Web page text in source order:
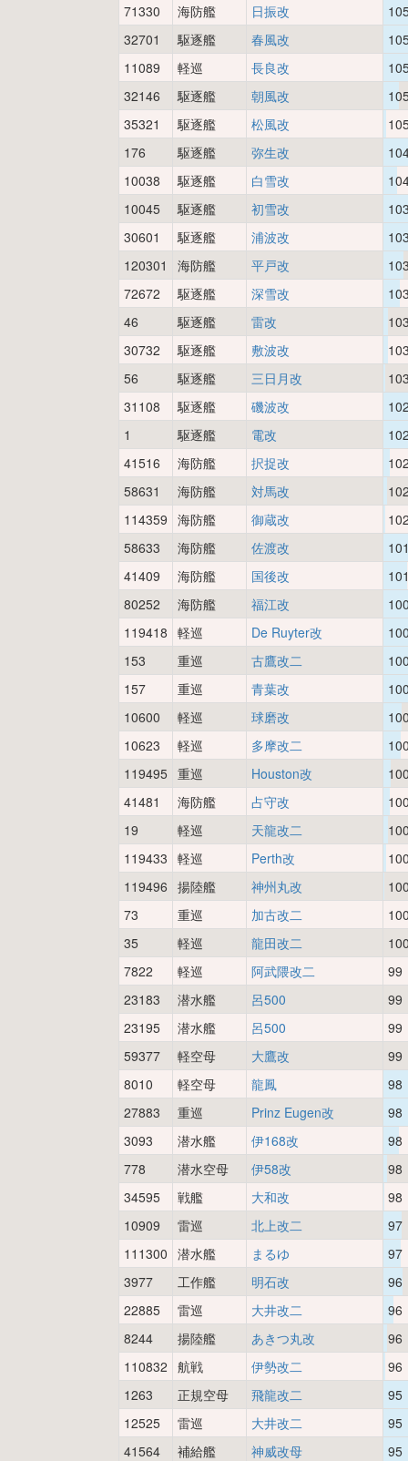
71330 海防艦 日振改
32701
駆逐艦 春風改
11089
軽巡 長良改
32146
駆逐艦 朝風改
35321
駆逐艦 松風改
176
駆逐艦 弥生改
10038
駆逐艦 白雪改
10045
駆逐艦 初雪改
30601
駆逐艦 浦波改
120301
海防艦 平戸改
72672
駆逐艦 深雪改
46
駆逐艦 雷改
30732
駆逐艦 敷波改
56
駆逐艦 三日月改
31108
駆逐艦 磯波改
1
駆逐艦 電改
41516
海防艦 択捉改
58631
海防艦 対馬改
114359 海防艦 御蔵改
58633
海防艦 佐渡改
41409
海防艦 国後改
80252
海防艦 福江改
119418 軽巡 De Ruyter改
153
重巡 古鷹改二
157
重巡 青葉改
10600
軽巡 球磨改
10623
軽巡 多摩改二
119495 重巡 Houston改
41481
海防艦 占守改
19
軽巡 天龍改二
119433 軽巡 Perth改
119496 揚陸艦 神州丸改
73
重巡 加古改二
35
軽巡 龍田改二
7822
軽巡 阿武隈改二
99
23183
潜水艦 呂500
99
23195
潜水艦 呂500
99
59377
軽空母 大鷹改
99
8010
軽空母 龍鳳
98
27883
重巡 Prinz Eugen改
98
3093
潜水艦 伊168改
98
778
潜水空母 伊58改
98
34595
戦艦 大和改
98
10909
雷巡 北上改二
97
111300 潜水艦 まるゆ
97
3977
工作艦 明石改
96
22885
雷巡 大井改二
96
8244
揚陸艦 あきつ丸改
96
110832 航戦 伊勢改二
96
1263
正規空母 飛龍改二
95
12525
雷巡 大井改二
95
41564
補給艦 神威改母
95